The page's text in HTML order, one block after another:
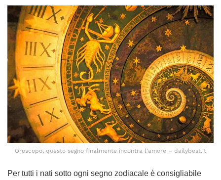
Oroscopo, questo segno finalmente incontra l’amore – dailybest.it
Per tutti i nati sotto ogni segno zodiacale è consigliabile